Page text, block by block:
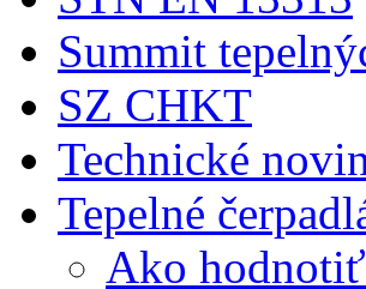
Summit
SZ CHKT
Technické
Tepelné
Ako